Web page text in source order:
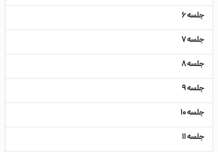
جلسه ۶
جلسه ۷
جلسه ۸
جلسه ۹
جلسه ۱۰
جلسه ۱۱